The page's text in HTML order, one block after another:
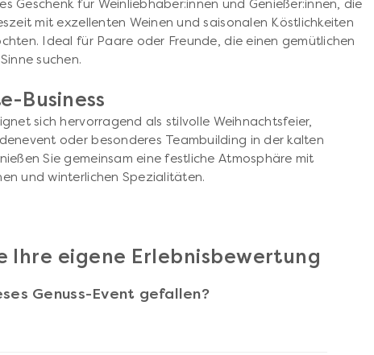
Geschenk für Weinliebhaber:innen und Genießer:innen, die
mit exzellenten Weinen und saisonalen Köstlichkeiten
Ideal für Paare oder Freunde, die einen gemütlichen
suchen.
Business
sich hervorragend als stilvolle Weihnachtsfeier,
oder besonderes Teambuilding in der kalten
Sie gemeinsam eine festliche Atmosphäre mit
und winterlichen Spezialitäten.
Ihre eigene Erlebnisbewertung
Genuss-Event gefallen?